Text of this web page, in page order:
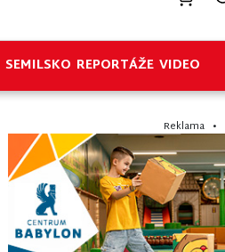
SEMILSKO REPORTÁŽE VIDEO
Reklama •